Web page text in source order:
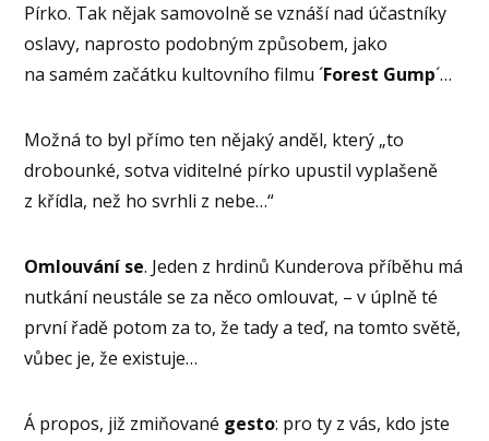
Pírko. Tak nějak samovolně se vznáší nad účastníky
oslavy, naprosto podobným způsobem, jako
na samém začátku kultovního filmu ´Forest Gump´…
Možná to byl přímo ten nějaký anděl, který „to
drobounké, sotva viditelné pírko upustil vyplašeně
z křídla, než ho svrhli z nebe…“
Omlouvání se. Jeden z hrdinů Kunderova příběhu má
nutkání neustále se za něco omlouvat, – v úplně té
první řadě potom za to, že tady a teď, na tomto světě,
vůbec je, že existuje…
Á propos, již zmiňované gesto: pro ty z vás, kdo jste